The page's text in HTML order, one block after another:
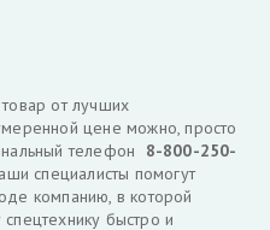
от лучших
цене можно, просто
телефон
8-800-250-
специалисты помогут
компанию, в которой
быстро и